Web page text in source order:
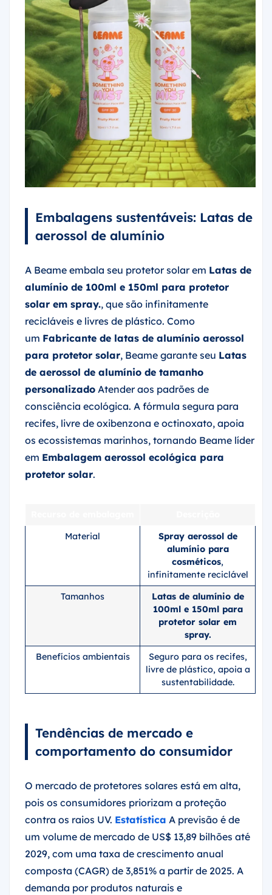
Embalagens sustentáveis: Latas de
aerossol de alumínio
A Beame embala seu protetor solar em Latas de
alumínio de 100ml e 150ml para protetor
solar em spray., que são infinitamente
recicláveis e livres de plástico. Como
um Fabricante de latas de alumínio aerossol
para protetor solar, Beame garante seu Latas
de aerossol de alumínio de tamanho
personalizado Atender aos padrões de
consciência ecológica. A fórmula segura para
recifes, livre de oxibenzona e octinoxato, apoia
os ecossistemas marinhos, tornando Beame líder
em Embalagem aerossol ecológica para
protetor solar.
Material
Spray aerossol de
alumínio para
cosméticos,
infinitamente reciclável
Tamanhos
Latas de alumínio de
100ml e 150ml para
protetor solar em
spray.
Benefícios ambientais
Seguro para os recifes,
livre de plástico, apoia a
sustentabilidade.
Tendências de mercado e
comportamento do consumidor
O mercado de protetores solares está em alta,
pois os consumidores priorizam a proteção
contra os raios UV. Estatística A previsão é de
um volume de mercado de US$ 13,89 bilhões até
2029, com uma taxa de crescimento anual
composta (CAGR) de 3,851% a partir de 2025. A
demanda por produtos naturais e